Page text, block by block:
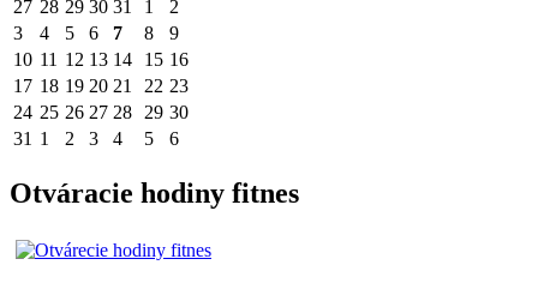
27 28 29 30 31 1
2
3
4 5 6 7 8
9
10 11 12 13 14 15 16
17 18 19 20 21 22 23
24 25 26 27 28 29 30
31 1 2 3 4 5 6
Otváracie hodiny fitnes